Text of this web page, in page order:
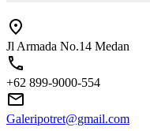
Jl Armada No.14 Medan
+62 899-9000-554
Galeripotret@gmail.com